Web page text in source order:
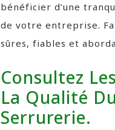
bénéficier d’une
de votre entreprise.
sûres, fiables et
Consultez
La Qualité
Serrurerie.